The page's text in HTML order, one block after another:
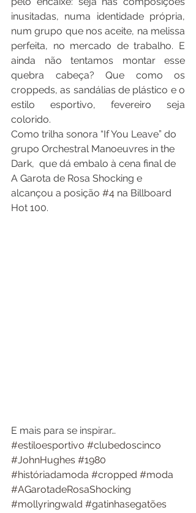
inusitadas, numa identidade própria,
num grupo que nos aceite, na melissa
perfeita, no mercado de trabalho. E
ainda não tentamos montar esse
quebra cabeça? Que como os
croppeds, as sandálias de plástico e o
estilo esportivo, fevereiro seja
colorido.
Como trilha sonora “If You Leave” do
grupo Orchestral Manoeuvres in the
Dark,  que dá embalo à cena final de
A Garota de Rosa Shocking e
alcançou a posição #4 na Billboard
Hot 100.
E mais para se inspirar…
#estiloesportivo #clubedoscinco
#JohnHughes #1980
#históriadamoda #cropped #moda
#AGarotadeRosaShocking
#mollyringwald #gatinhasegatões